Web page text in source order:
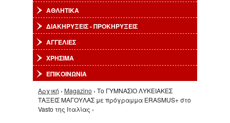
ΑΘΛΗΤΙΚΑ
ΔΙΑΚΗΡΥΞΕΙΣ - ΠΡΟΚΗΡΥΞΕΙΣ
ΑΓΓΕΛΙΕΣ
ΧΡΗΣΙΜΑ
ΕΠΙΚΟΙΝΩΝΙΑ
Είστε εδώ
Αρχική › Magazino › Το ΓΥΜΝΑΣΙΟ ΛΥΚΕΙΑΚΕΣ
ΤΑΞΕΙΣ ΜΑΓΟΥΛΑΣ με πρόγραμμα ERASMUS+ στο
Vasto της Ιταλίας ›